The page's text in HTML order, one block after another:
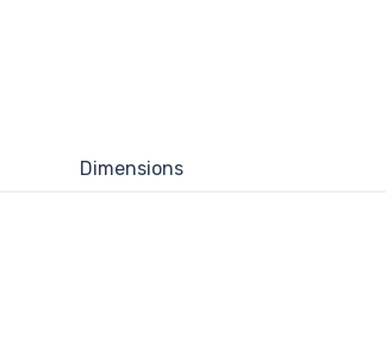
Dimensions